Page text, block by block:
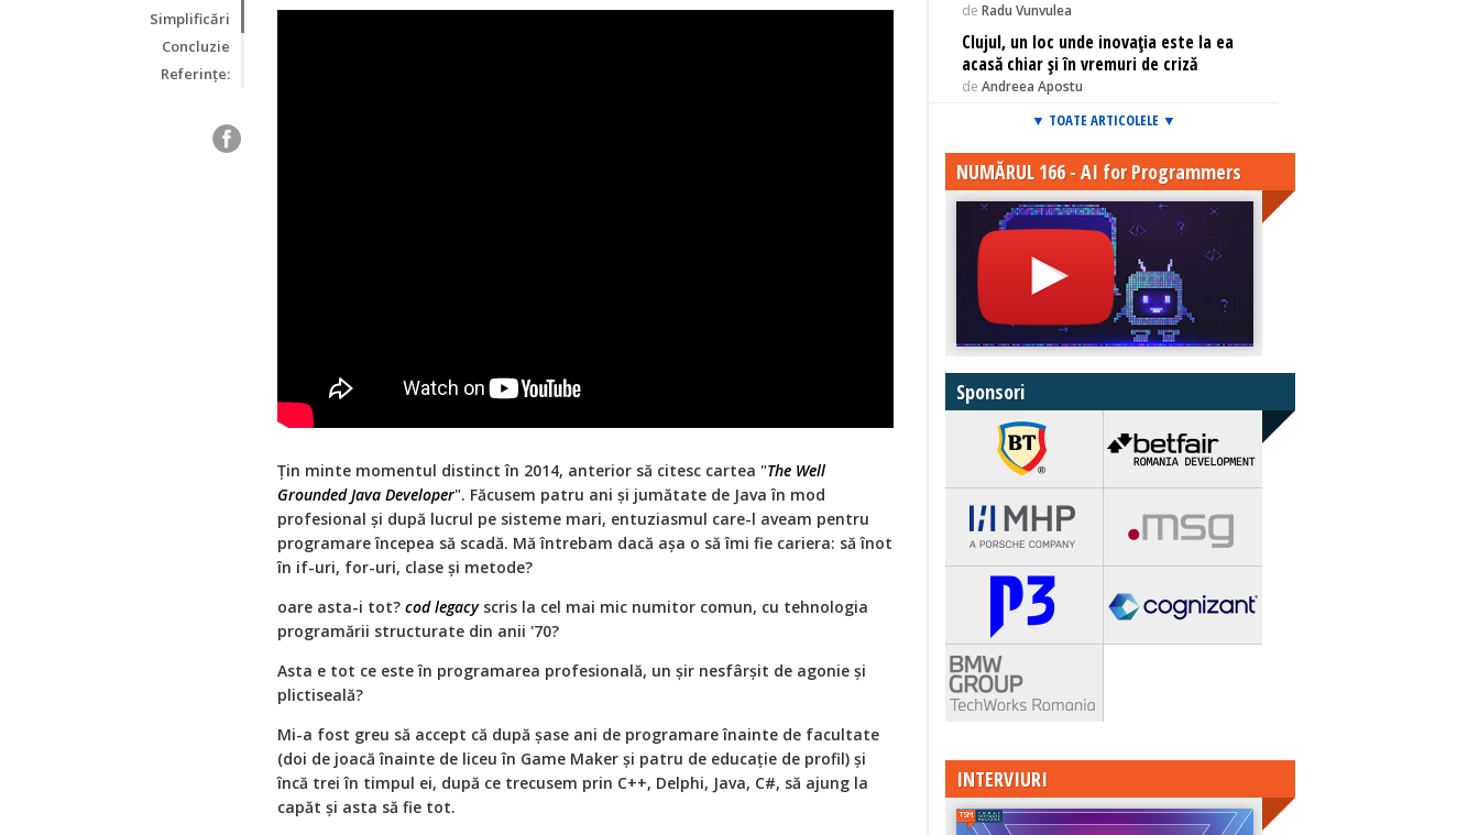
Simplificări
Concluzie
Referințe:
Țin minte momentul distinct în 2014, anterior să citesc cartea "The Well
Grounded Java Developer". Făcusem patru ani și jumătate de Java în mod
profesional și după lucrul pe sisteme mari, entuziasmul care-l aveam pentru
programare începea să scadă. Mă întrebam dacă așa o să îmi fie cariera: să înot
în if-uri, for-uri, clase și metode?
oare asta-i tot? cod legacyscris la cel mai mic numitor comun, cu tehnologia
programării structurate din anii '70?
Asta e tot ce este în programarea profesională, un șir nesfârșit de agonie și
plictiseală?
Mi-a fost greu să accept că după șase ani de programare înainte de facultate
(doi de joacă înainte de liceu în Game Maker și patru de educație de profil) și
încă trei în timpul ei, după ce trecusem prin C++, Delphi, Java, C#, să ajung la
capăt și asta să fie tot.
de Radu Vunvulea
Clujul, un loc unde inovația este la ea
acasă chiar și în vremuri de criză
de Andreea Apostu
▼ TOATE ARTICOLELE ▼
NUMĂRUL 166 - AI for Programmers
Sponsori
INTERVIURI